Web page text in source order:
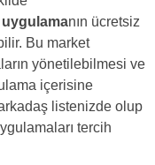
nın ücretsiz
Bu market
yönetilebilmesi ve
içerisine
listenizde olup
tercih